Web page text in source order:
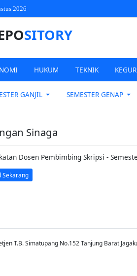
2026
SITORY
HUKUM TEKNIK
GANJIL SEMESTER GENAP
Sinaga
Dosen Pembimbing Skripsi -
Sekarang
T.B. Simatupang No.152 Tanjung Barat